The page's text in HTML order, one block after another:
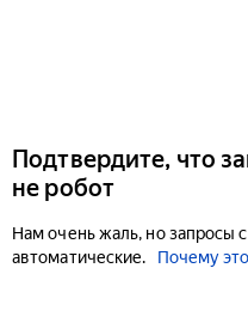
Подтвердите, что
не робот
Нам очень жаль, но запросы
автоматические.
Почему